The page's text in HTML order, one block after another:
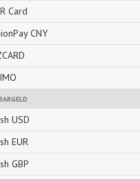
Card
CNY
USD
EUR
GBP